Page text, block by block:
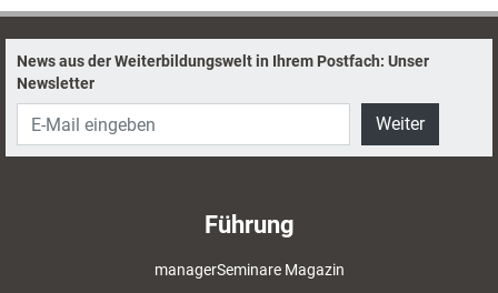
Management erfolgreich umsetzen können.
News aus der Weiterbildungswelt in Ihrem Postfach: Unser
Newsletter
Weiter
Führung
managerSeminare Magazin